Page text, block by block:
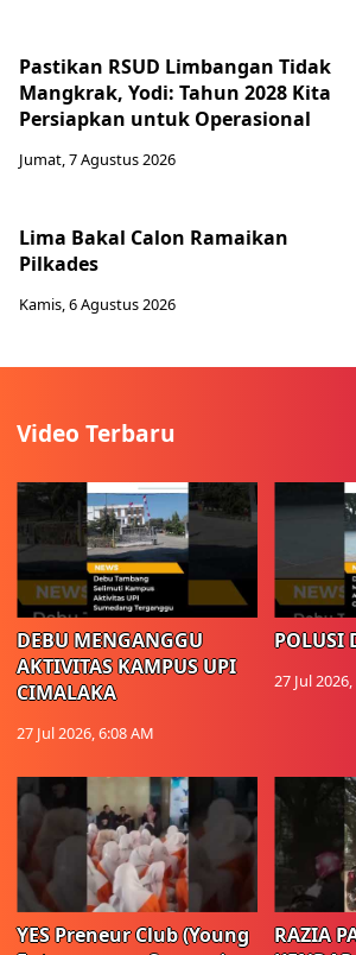
Pastikan RSUD Limbangan Tidak
Mangkrak, Yodi: Tahun 2028 Kita
Persiapkan untuk Operasional
Jumat, 7 Agustus 2026
Lima Bakal Calon Ramaikan
Pilkades
Kamis, 6 Agustus 2026
Video Terbaru
DEBU MENGANGGU
AKTIVITAS KAMPUS UPI
CIMALAKA
27 Jul 2026, 6:08 AM
POLUSI
27 Jul
YES Preneur Club (Young
RAZIA